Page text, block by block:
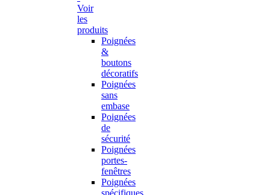
Voir
les
produits
Poignées
&
boutons
décoratifs
Poignées
sans
embase
Poignées
de
sécurité
Poignées
portes-
fenêtres
Poignées
spécifiques